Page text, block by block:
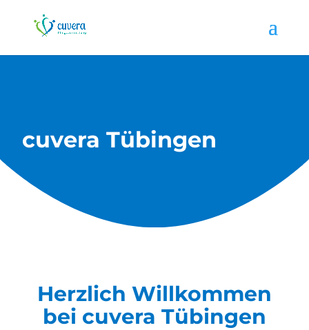
cuvera Tübingen
Herzlich Willkommen
bei cuvera Tübingen